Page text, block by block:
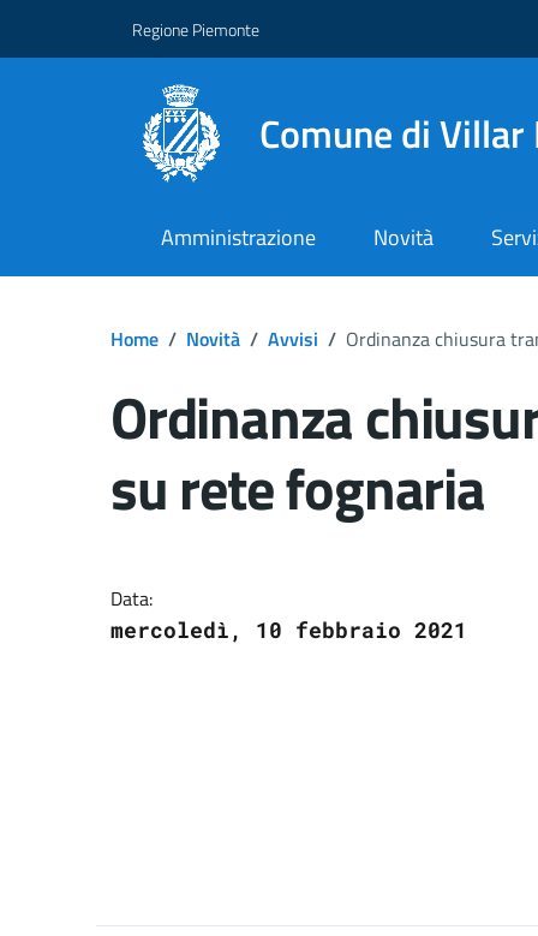
Regione Piemonte
Comune di Villar
Amministrazione Novità
Home / Novità / Avvisi / Ordinanza chiusura
Ordinanza
su rete fognaria
Data:
mercoledì, 10 febbraio 2021